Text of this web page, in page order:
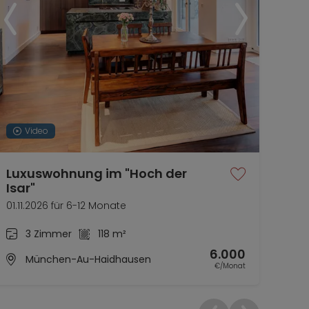
Video
Luxuswohnung im "Hoch der
Isar"
01.11.2026 für 6-12 Monate
3 Zimmer
118 m²
München-Au-Haidhausen
6.000
€/Monat